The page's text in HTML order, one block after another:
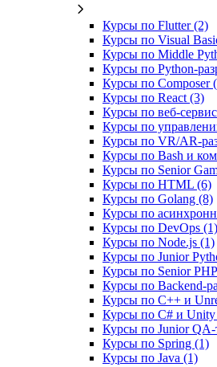
Курсы по Flutter (2)
Курсы по Visual
Курсы по Middle
Курсы по Python-
Курсы по Composer
Курсы по React (3)
Курсы по
Курсы по
Курсы по VR/
Курсы по Bash и
Курсы по Senior
Курсы по HTML (6)
Курсы по Golang (8)
Курсы по
Курсы по DevOps (1)
Курсы по Node.js (1)
Курсы по Junior
Курсы по Senior
Курсы по
Курсы по C++ и
Курсы по C# и Unity
Курсы по Junior
Курсы по Spring (1)
Курсы по Java (1)